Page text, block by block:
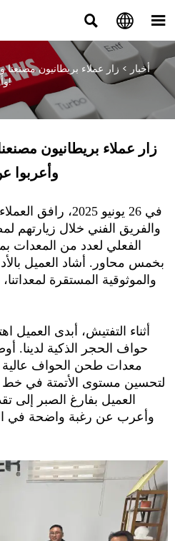
  
أخبار > زار عملاء بريطانيون مصنعنا
وأعربوا عن نيتهم القوية للتعاون!
زار عملاء بريطانيون
وأعربوا
في 26 يونيو 2025،
والفريق الفني خلال زيارتهم
الفعلي لعدد من المعدات
بخمس محاور. أشاد العميل
والموثوقية المستقرة
أثناء التفتيش، أبدى العميل
حواف الحجر الذكية لدينا.
معدات طحن الحواف عالية
لتحسين مستوى الأتمتة في خط
العميل بفارغ الصبر إلى
وأعرب عن رغبة واضحة في